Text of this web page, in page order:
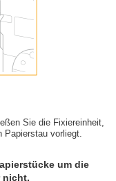
Sie die Fixiereinheit,
Papierstau vorliegt.
um die
nicht.